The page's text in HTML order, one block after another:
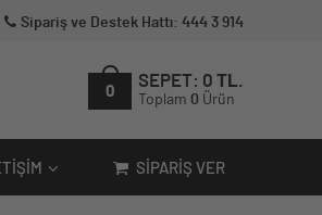
Sipariş ve Destek Hattı: 444 3 914
0
SEPET: 0 TL.
Toplam 0 Ürün
SIPARIŞ VER